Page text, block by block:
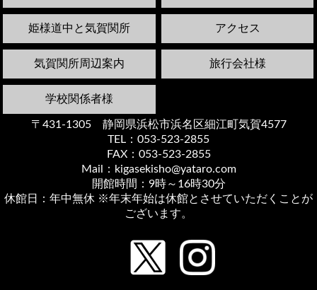
姫様道中と気賀関所 アクセス
気賀関所周辺案内 旅行会社様
学校関係者様
〒431-1305 静岡県浜松市浜名区細江町気賀4577
TEL：053-523-2855
FAX：053-523-2855
Mail：kigasekisho@yataro.com
開館時間：9時～16時30分
休館日：年中無休 ※年末年始は休館とさせていただくことが
ございます。